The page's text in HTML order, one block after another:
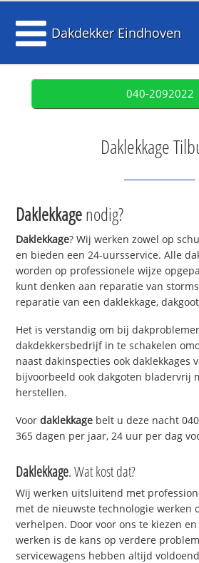
Dakdekker Eindhoven
040-2092022
Daklekkage
Daklekkagenodig?
Daklekkage? Wij werken zowel op
en bieden een 24-uursservice. Alle
worden op professionele wijze
kunt denken aan reparatie van
reparatie van een daklekkage,
Het is verstandig om bij
dakdekkersbedrijf in te schakelen
naast dakinspecties ook daklekkages
bijvoorbeeld ook dakgoten bladervrij
herstellen.
Voordaklekkage belt u deze nacht
365 dagen per jaar, 24 uur per dag
Daklekkage. Wat kost dat?
Wij werken uitsluitend met
met de nieuwste technologie werken
verhelpen. Door voor ons te kiezen
werken is de kans op verdere
servicewagens hebben altijd